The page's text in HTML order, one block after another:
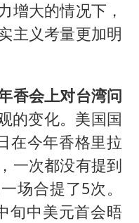
增大的情况下，
主义考量更加明
香会上对台湾问
的变化。美国国
在今年香格里拉
一次都没有提到
场合提了5次。
旬中美元首会晤